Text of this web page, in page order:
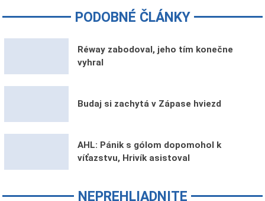
PODOBNÉ ČLÁNKY
Réway zabodoval, jeho tím konečne
vyhral
Budaj si zachytá v Zápase hviezd
AHL: Pánik s gólom dopomohol k
víťazstvu, Hrivík asistoval
NEPREHLIADNITE